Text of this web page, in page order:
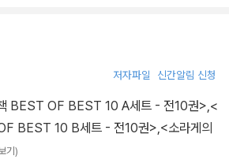
망을 심어 준다. 아이들은 책을 읽는 동안
며 애벌레가 음식을 먹고 자라는 과정을 흥
리고 마침내 애벌레가 나비가 되었을 때는
까?
저자파일 신간알림 신청
BEST OF BEST 10 A세트 - 전10권>,<
BEST 10 B세트 - 전10권>,<소라게의
기)